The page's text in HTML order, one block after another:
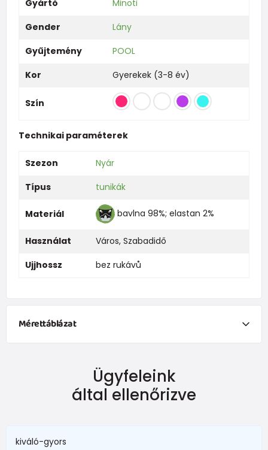
Gyártó
Minoti
Gender
Lány
Gyűjtemény
POOL
Kor
Gyerekek (3-8 év)
Szín
Technikai paraméterek
Szezon
Nyár
Típus
tunikák
Materiál bavlna 98%; elastan 2%
Használat Város, Szabadidő
Ujjhossz
bez rukávů
Mérettáblázat
Înălțime (cm)
New Baby do 50 do 3,4
Ügyfeleink
által ellenőrizve
kiváló-gyors